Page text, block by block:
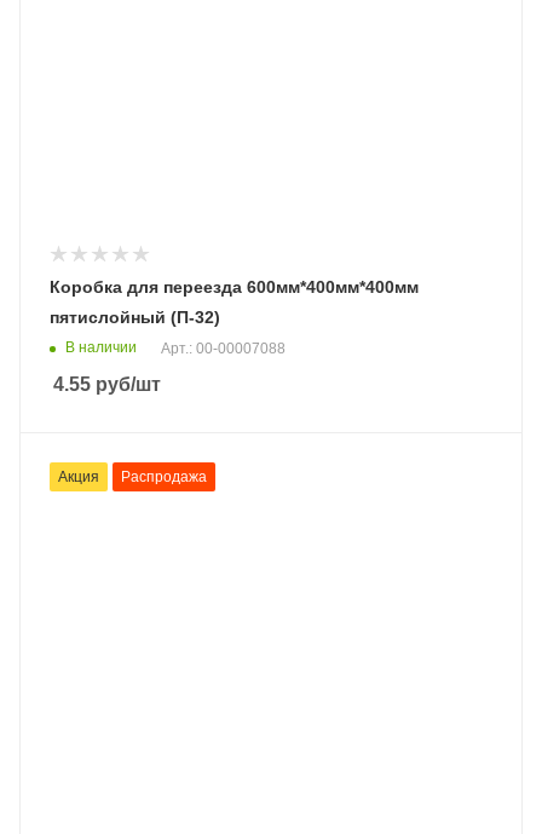
Коробка для переезда 600мм*400мм*400мм
пятислойный (П-32)
В наличии Арт.: 00-00007088
4.55 руб/шт
Акция Распродажа